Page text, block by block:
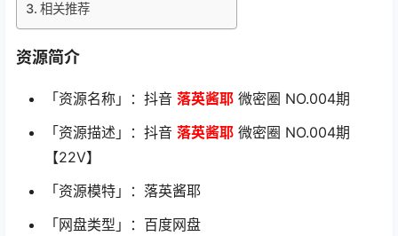
相关推荐
资源简介
「资源名称」：抖音 落英酱耶 微密圈 NO.004期
「资源描述」：抖音 落英酱耶 微密圈 NO.004期
【22V】
「资源模特」：落英酱耶
「网盘类型」：百度网盘